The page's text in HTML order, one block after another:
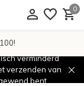
0
verminderd
verzenden van
bent.